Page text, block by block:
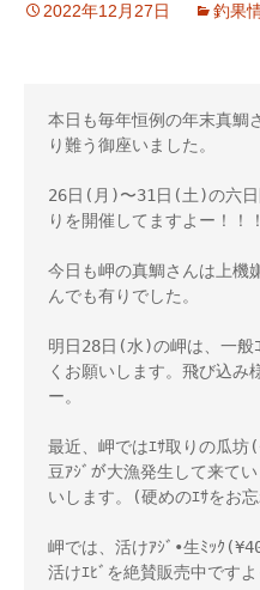
2022年12月27日 釣果
本日も毎年恒例の年末真鯛
り難う御座いました。
26日(月)〜31日(土)の六日
りを開催してますよー！！！
今日も岬の真鯛さんは上機
んでも有りでした。
明日28日(水)の岬は、一般
くお願いします。飛び込み
ー。
最近、岬ではｴｻ取りの瓜坊
豆ｱｼﾞが大漁発生して来て
いします。(硬めのｴｻをお
岬では、活けｱｼﾞ•生ﾐｯｸ
活けｴﾋﾞを絶賛販売中ですよ